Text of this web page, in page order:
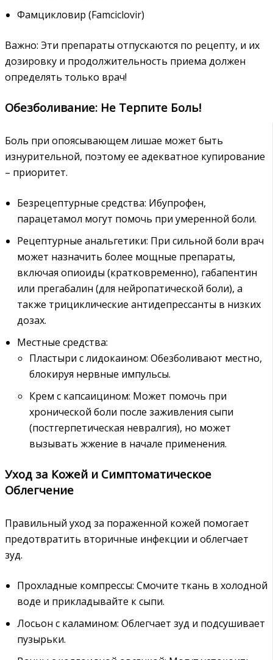
Фамцикловир (Famciclovir)
Важно: Эти препараты отпускаются по рецепту, и их
дозировку и продолжительность приема должен
определять только врач!
Обезболивание: Не Терпите Боль!
Боль при опоясывающем лишае может быть
изнурительной, поэтому ее адекватное купирование
– приоритет.
Безрецептурные средства: Ибупрофен,
парацетамол могут помочь при умеренной боли.
Рецептурные анальгетики: При сильной боли врач
может назначить более мощные препараты,
включая опиоиды (кратковременно), габапентин
или прегабалин (для нейропатической боли), а
также трициклические антидепрессанты в низких
дозах.
Местные средства:
Пластыри с лидокаином: Обезболивают местно,
блокируя нервные импульсы.
Крем с капсаицином: Может помочь при
хронической боли после заживления сыпи
(постгерпетическая невралгия), но может
вызывать жжение в начале применения.
Уход за Кожей и Симптоматическое
Облегчение
Правильный уход за пораженной кожей помогает
предотвратить вторичные инфекции и облегчает
зуд.
Прохладные компрессы: Смочите ткань в холодной
воде и прикладывайте к сыпи.
Лосьон с каламином: Облегчает зуд и подсушивает
пузырьки.